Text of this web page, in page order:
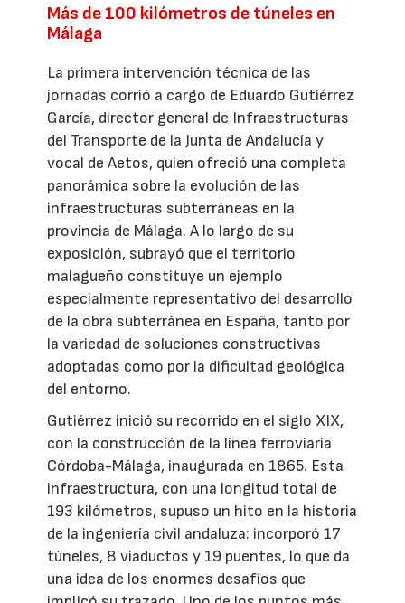
Más de 100 kilómetros de túneles en
Málaga
La primera intervención técnica de las
jornadas corrió a cargo de Eduardo Gutiérrez
García, director general de Infraestructuras
del Transporte de la Junta de Andalucía y
vocal de Aetos, quien ofreció una completa
panorámica sobre la evolución de las
infraestructuras subterráneas en la
provincia de Málaga. A lo largo de su
exposición, subrayó que el territorio
malagueño constituye un ejemplo
especialmente representativo del desarrollo
de la obra subterránea en España, tanto por
la variedad de soluciones constructivas
adoptadas como por la dificultad geológica
del entorno.
Gutiérrez inició su recorrido en el siglo XIX,
con la construcción de la línea ferroviaria
Córdoba-Málaga, inaugurada en 1865. Esta
infraestructura, con una longitud total de
193 kilómetros, supuso un hito en la historia
de la ingeniería civil andaluza: incorporó 17
túneles, 8 viaductos y 19 puentes, lo que da
una idea de los enormes desafíos que